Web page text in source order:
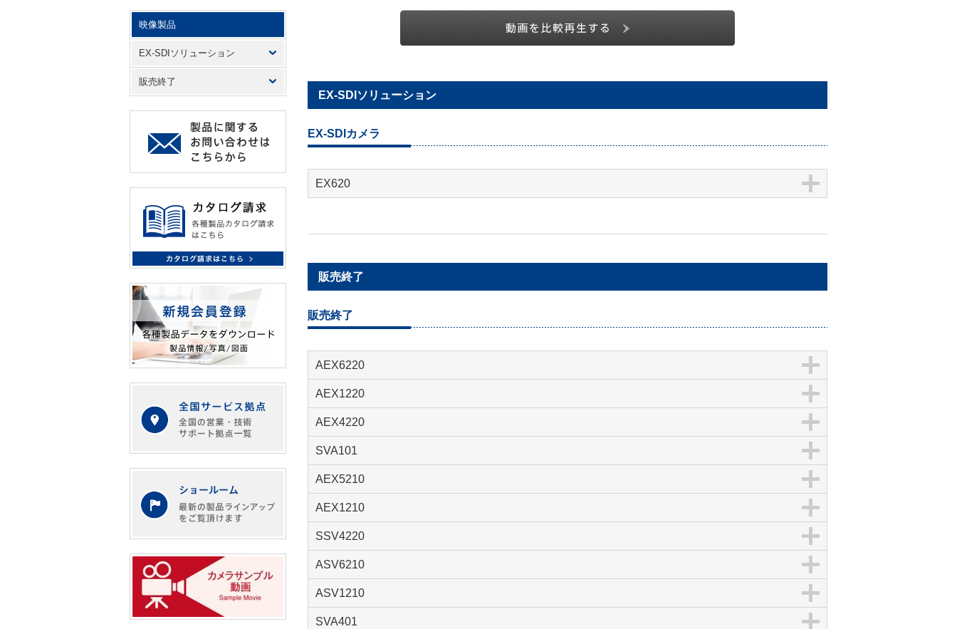
EX-SDIソリューション
EX-SDIカメラ
EX620
販売終了
販売終了
AEX6220
AEX1220
AEX4220
SVA101
AEX5210
AEX1210
SSV4220
ASV6210
ASV1210
SVA401
映像製品
EX-SDIソリューション
販売終了